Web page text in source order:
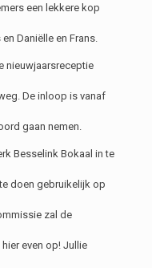
een lekkere kop
Daniëlle en Frans.
nieuwjaarsreceptie
De inloop is vanaf
gaan nemen.
Besselink Bokaal in te
doen gebruikelijk op
zal de
even op! Jullie